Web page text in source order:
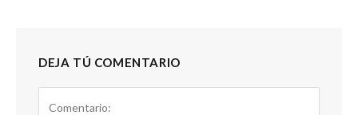
DEJA TÚ COMENTARIO